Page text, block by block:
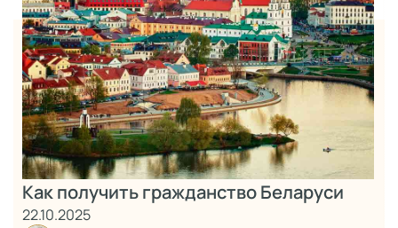
Как получить гражданство Беларуси
22.10.2025